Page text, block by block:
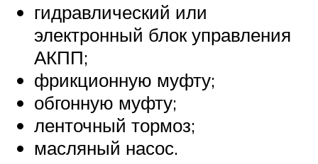
гидравлический или
электронный блок управления
АКПП;
фрикционную муфту;
обгонную муфту;
ленточный тормоз;
масляный насос.